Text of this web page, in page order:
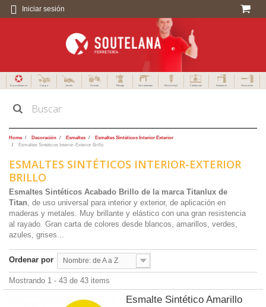
Iniciar sesión
Especialistas en Campo Jardín Forestal Menaje Herramientas Electricidad Calefacción Fontanería Decoración
Home Decoración Esmaltes
Esmaltes Sintéticos Interior Exterior
Esmaltes Sintéticos Interior-Exterior Brillo
ESMALTES SINTÉTICOS INTERIOR-EXTERIOR
BRILLO
Esmaltes Sintéticos Acabado Brillo de la marca Titanlux de
Titan, de uso universal para interior y exterior, de aplicación en
maderas y metales. Muy brillante y elástico con una gran resistencia
al rayado. Gran carta de colores desde blancos, amarillos, verdes,
azules, grises...
Ordenar por Nombre: de A a Z
Mostrando 1 - 43 de 43 items
Esmalte Sintético Amarillo